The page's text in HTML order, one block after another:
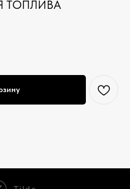
ТОПЛИВА